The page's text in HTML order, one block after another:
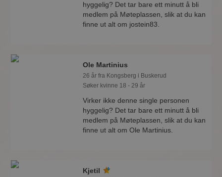
hyggelig? Det tar bare ett minutt å bli
medlem på Møteplassen, slik at du kan
finne ut alt om jostein83.
Ole Martinius
26 år fra Kongsberg i Buskerud
Søker kvinne 18 - 29 år
Virker ikke denne single personen
hyggelig? Det tar bare ett minutt å bli
medlem på Møteplassen, slik at du kan
finne ut alt om Ole Martinius.
Kjetil